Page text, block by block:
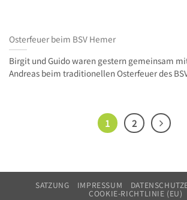
Osterfeuer beim BSV Hemer
Birgit und Guido waren gestern gemeinsam
Andreas beim traditionellen Osterfeuer des
1 2
SATZUNG IMPRESSUM
COOKIE-RICHTLINIE (EU)